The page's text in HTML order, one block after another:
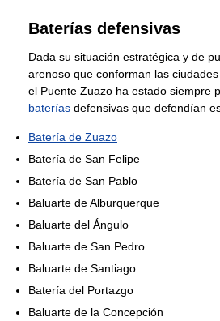
Baterías defensivas
Dada su situación estratégica y de
arenoso que conforman las
el Puente Zuazo ha estado siempre
baterías defensivas que defendían
Batería de Zuazo
Batería de San Felipe
Batería de San Pablo
Baluarte de Alburquerque
Baluarte del Ángulo
Baluarte de San Pedro
Baluarte de Santiago
Batería del Portazgo
Baluarte de la Concepción